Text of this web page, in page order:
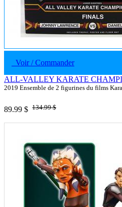
Voir / Commander
ALL-VALLEY KARATE
2019 Ensemble de 2 figurines du films
89.99 $ 134.99 $